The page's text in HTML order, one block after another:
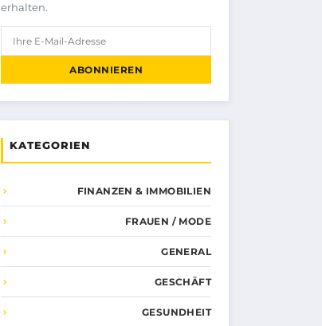
erhalten.
ABONNIEREN
KATEGORIEN
FINANZEN & IMMOBILIEN
FRAUEN / MODE
GENERAL
GESCHÄFT
GESUNDHEIT